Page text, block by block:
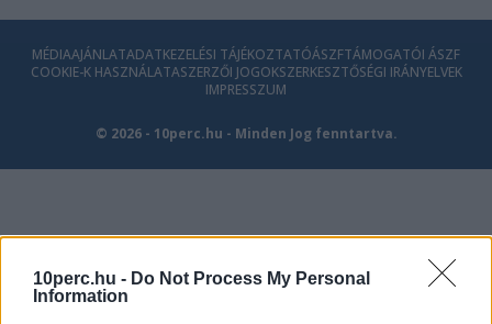
10perc.hu - Do Not Process My Personal
Information
MÉDIAAJÁNLATADATKEZELÉSI TÁJÉKOZTATÓÁSZFTÁMOGATÓI ÁSZF
COOKIE-K HASZNÁLATASZERZŐI JOGOKSZERKESZTŐSÉGI IRÁNYELVEK
IMPRESSZUM
© 2026 - 10perc.hu - Minden Jog fenntartva.